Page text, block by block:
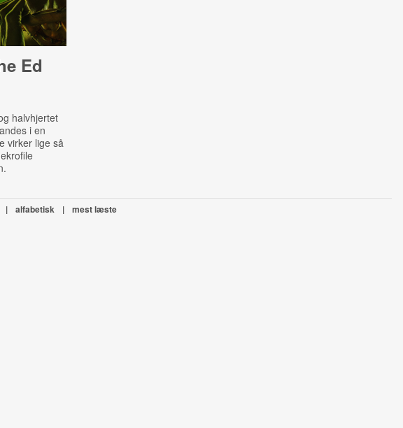
Ed
halvhjertet
i en
virker lige så
| alfabetisk | mest læste